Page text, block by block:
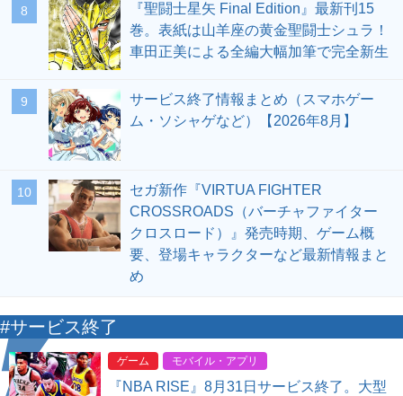
8
『聖闘士星矢 Final Edition』最新刊15
巻。表紙は山羊座の黄金聖闘士シュラ！
車田正美による全編大幅加筆で完全新生
9
サービス終了情報まとめ（スマホゲー
ム・ソシャゲなど）【2026年8月】
10
セガ新作『VIRTUA FIGHTER
CROSSROADS（バーチャファイター
クロスロード）』発売時期、ゲーム概
要、登場キャラクターなど最新情報まと
め
#サービス終了
ゲーム モバイル・アプリ
『NBA RISE』8月31日サービス終了。大型